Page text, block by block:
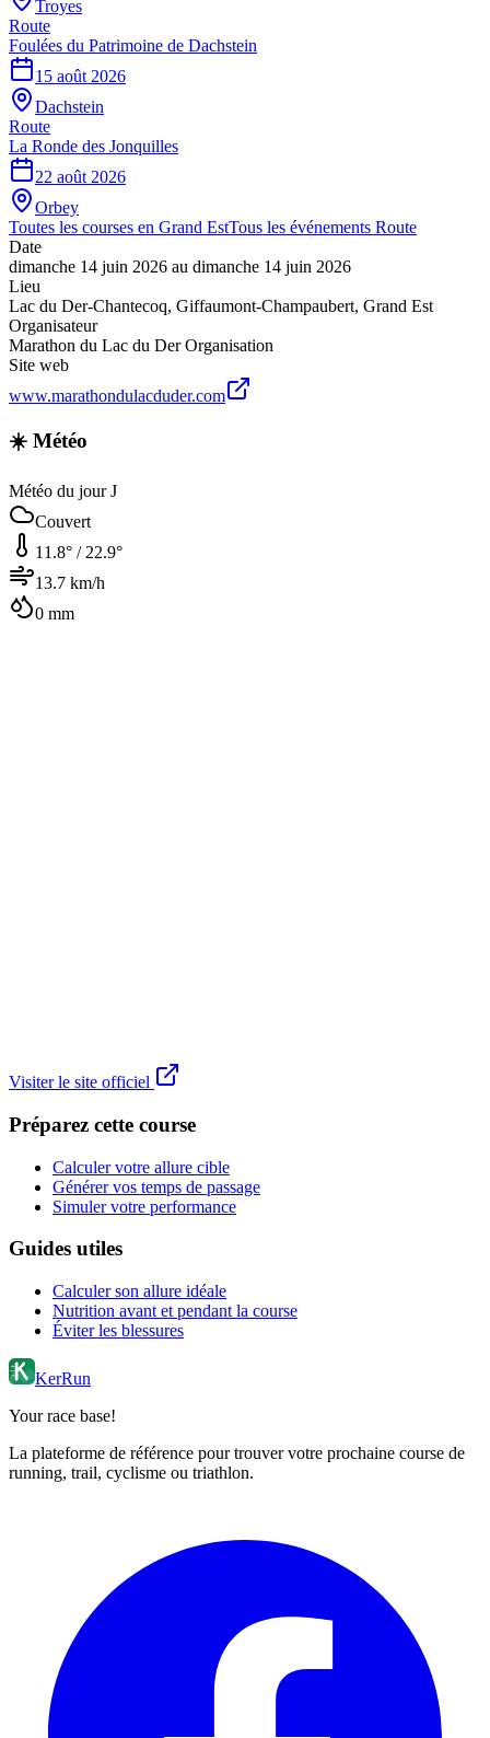
Troyes
Route
Foulées du Patrimoine de Dachstein
15 août 2026
Dachstein
Route
La Ronde des Jonquilles
22 août 2026
Orbey
Toutes les courses en Grand EstTous les événements Route
Date
dimanche 14 juin 2026 au dimanche 14 juin 2026
Lieu
Lac du Der-Chantecoq, Giffaumont-Champaubert, Grand Est
Organisateur
Marathon du Lac du Der Organisation
Site web
www.marathondulacduder.com
☀️ Météo
Météo du jour J
Couvert
11.8° / 22.9°
13.7 km/h
0 mm
Visiter le site officiel
Préparez cette course
Calculer votre allure cible
Générer vos temps de passage
Simuler votre performance
Guides utiles
Calculer son allure idéale
Nutrition avant et pendant la course
Éviter les blessures
KerRun
Your race base!
La plateforme de référence pour trouver votre prochaine course de
running, trail, cyclisme ou triathlon.